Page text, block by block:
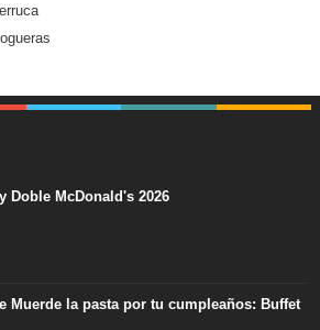
Doble McDonald's 2026
Muerde la pasta por tu cumpleaños: Buffet